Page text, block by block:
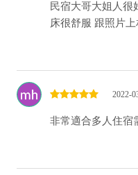
民宿大哥大姐人很
床很舒服 跟照片
2022-
非常適合多人住宿